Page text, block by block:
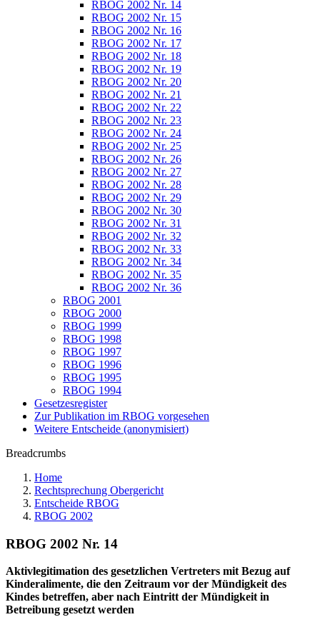
RBOG 2002 Nr. 14
RBOG 2002 Nr. 15
RBOG 2002 Nr. 16
RBOG 2002 Nr. 17
RBOG 2002 Nr. 18
RBOG 2002 Nr. 19
RBOG 2002 Nr. 20
RBOG 2002 Nr. 21
RBOG 2002 Nr. 22
RBOG 2002 Nr. 23
RBOG 2002 Nr. 24
RBOG 2002 Nr. 25
RBOG 2002 Nr. 26
RBOG 2002 Nr. 27
RBOG 2002 Nr. 28
RBOG 2002 Nr. 29
RBOG 2002 Nr. 30
RBOG 2002 Nr. 31
RBOG 2002 Nr. 32
RBOG 2002 Nr. 33
RBOG 2002 Nr. 34
RBOG 2002 Nr. 35
RBOG 2002 Nr. 36
RBOG 2001
RBOG 2000
RBOG 1999
RBOG 1998
RBOG 1997
RBOG 1996
RBOG 1995
RBOG 1994
Gesetzesregister
Zur Publikation im RBOG vorgesehen
Weitere Entscheide (anonymisiert)
Breadcrumbs
Home
Rechtsprechung Obergericht
Entscheide RBOG
RBOG 2002
RBOG 2002 Nr. 14
Aktivlegitimation des gesetzlichen Vertreters mit Bezug auf
Kinderalimente, die den Zeitraum vor der Mündigkeit des
Kindes betreffen, aber nach Eintritt der Mündigkeit in
Betreibung gesetzt werden